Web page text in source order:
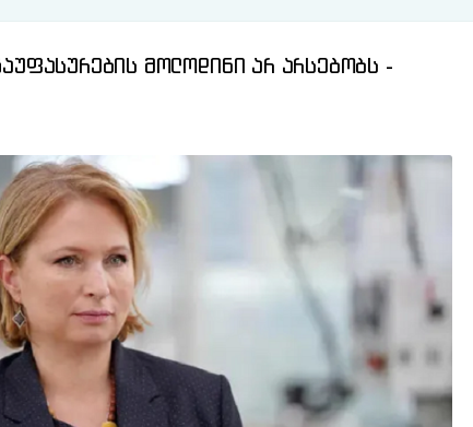
მოლოდინი არ არსებობს -